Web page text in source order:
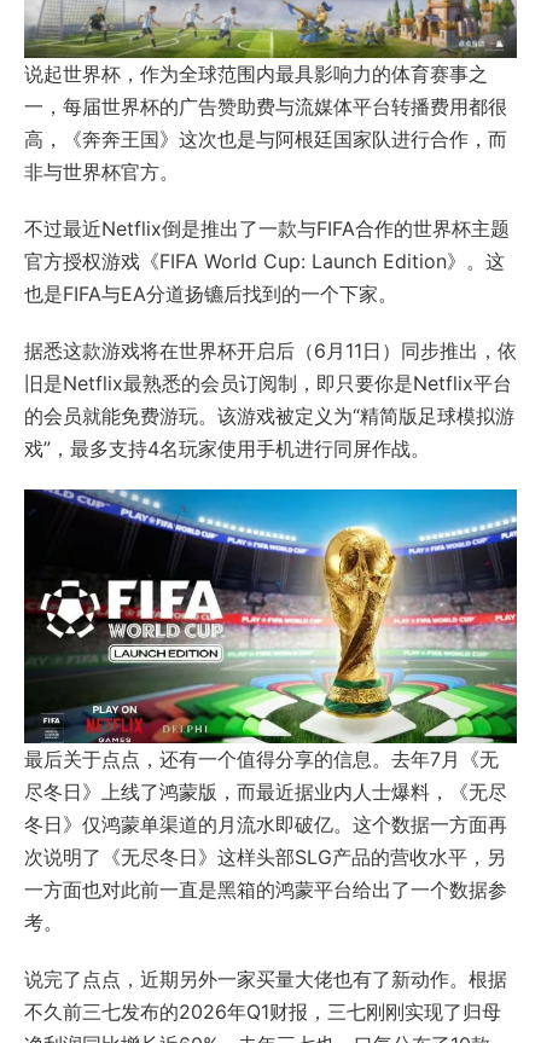
说起世界杯，作为全球范围内最具影响力的体育赛事之
一，每届世界杯的广告赞助费与流媒体平台转播费用都很
高，《奔奔王国》这次也是与阿根廷国家队进行合作，而
非与世界杯官方。
不过最近Netflix倒是推出了一款与FIFA合作的世界杯主题
官方授权游戏《FIFA World Cup: Launch Edition》。这
也是FIFA与EA分道扬镳后找到的一个下家。
据悉这款游戏将在世界杯开启后（6月11日）同步推出，依
旧是Netflix最熟悉的会员订阅制，即只要你是Netflix平台
的会员就能免费游玩。该游戏被定义为“精简版足球模拟游
戏”，最多支持4名玩家使用手机进行同屏作战。
最后关于点点，还有一个值得分享的信息。去年7月《无
尽冬日》上线了鸿蒙版，而最近据业内人士爆料，《无尽
冬日》仅鸿蒙单渠道的月流水即破亿。这个数据一方面再
次说明了《无尽冬日》这样头部SLG产品的营收水平，另
一方面也对此前一直是黑箱的鸿蒙平台给出了一个数据参
考。
说完了点点，近期另外一家买量大佬也有了新动作。根据
不久前三七发布的2026年Q1财报，三七刚刚实现了归母